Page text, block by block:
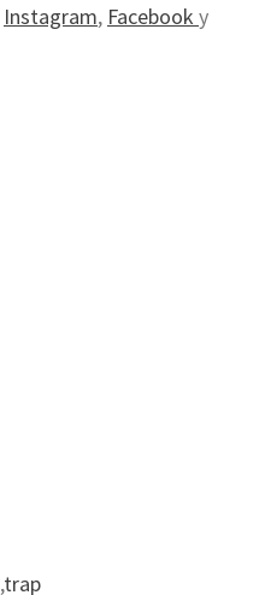
Instagram, Facebook y
,trap